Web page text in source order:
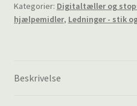
total
antal
Kategorier: Digitaltæller og
hjælpemidler, Ledninger - stik
Beskrivelse